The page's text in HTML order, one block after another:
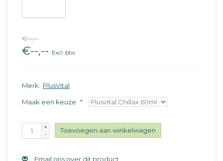
€--,--
€--,-- Excl. btw
Merk: PlusVital
Maak een keuze: *
+
-
Toevoegen aan winkelwagen
Email ons over dit product